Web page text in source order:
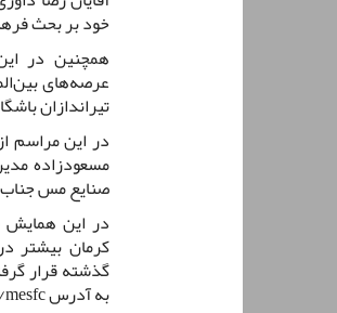
خود بر بحث
همچنین در
عرصه‌های
تیراندازان
در این مراسم
مسعودزاده
صنایع مس جناب
در این همایش
کرمان بیشتر
گذشته قرار
به آدرس telegram.me/mesfc@ می‌توانید مشاهده کنید.